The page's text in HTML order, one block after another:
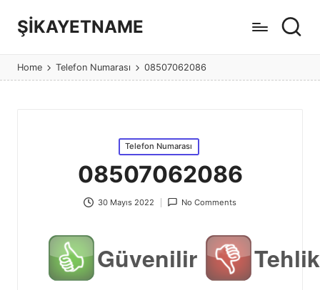
ŞİKAYETNAME
ve
şikayet
Home Telefon Numarası 08507062086
Posted
Telefon Numarası
08507062086
30 Mayıs 2022 No Comments
Güvenilir